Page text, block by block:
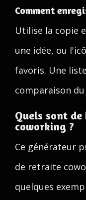
Comment
Utilise la copie
une idée, ou
favoris. Une
comparaison
Quels sont
coworking ?
Ce générateur
de retraite
quelques